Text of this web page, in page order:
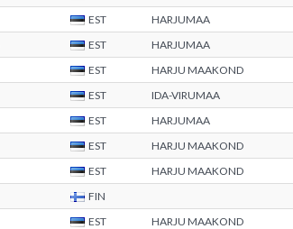
EST HARJUMAA
EST HARJUMAA
EST HARJU MAAKOND
EST IDA-VIRUMAA
EST HARJUMAA
EST HARJU MAAKOND
EST HARJU MAAKOND
FIN
EST HARJU MAAKOND